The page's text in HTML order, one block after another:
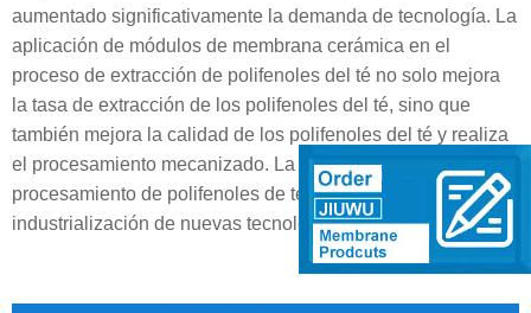
aumentado significativamente la demanda de tecnología. La
aplicación de módulos de membrana cerámica en el
proceso de extracción de polifenoles del té no solo mejora
la tasa de extracción de los polifenoles del té, sino que
también mejora la calidad de los polifenoles del té y realiza
el procesamiento mecanizado. La escala de la industria de
procesamiento de polifenoles de té caracterizada por la
industrialización de nuevas tecnologías se ha expandido.